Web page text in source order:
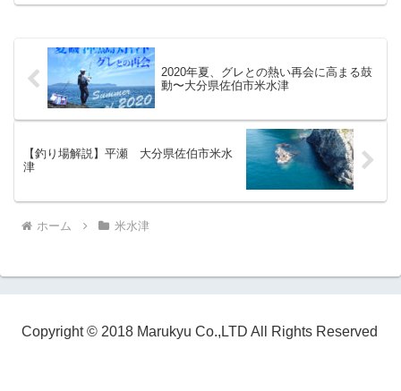
2020年夏、グレとの熱い再会に高まる鼓
動〜大分県佐伯市米水津
【釣り場解説】平瀬 大分県佐伯市米水
津
ホーム 米水津
Copyright © 2018 Marukyu Co.,LTD All Rights Reserved